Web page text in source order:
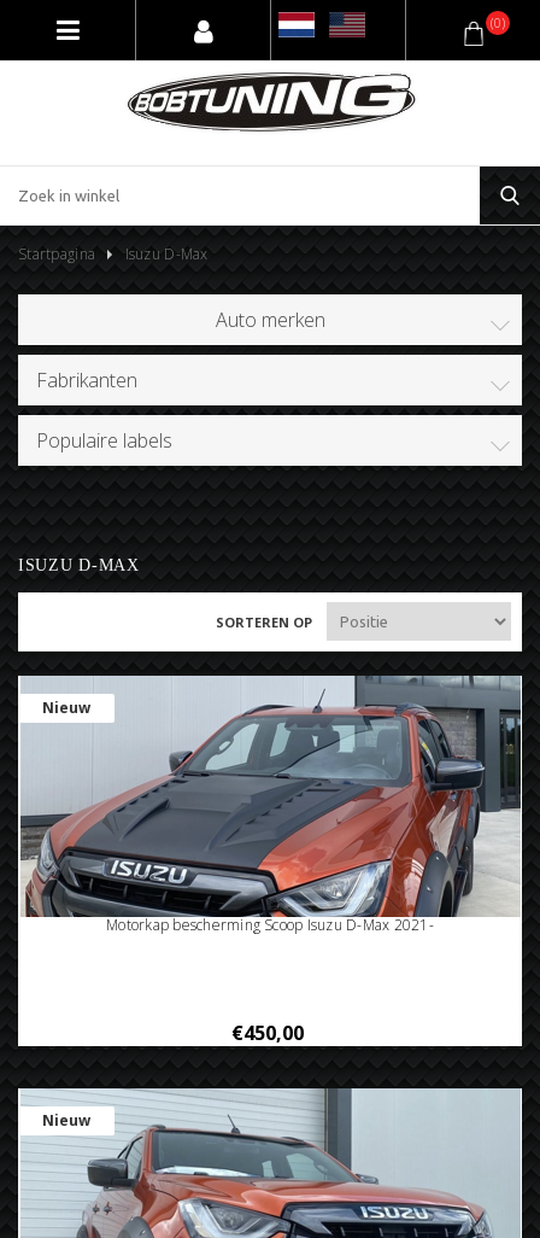
(0)
Startpagina Isuzu D-Max
Auto merken
Fabrikanten
Populaire labels
ISUZU D-MAX
SORTEREN OP
Nieuw
Motorkap bescherming Scoop Isuzu D-Max 2021-
€450,00
Nieuw